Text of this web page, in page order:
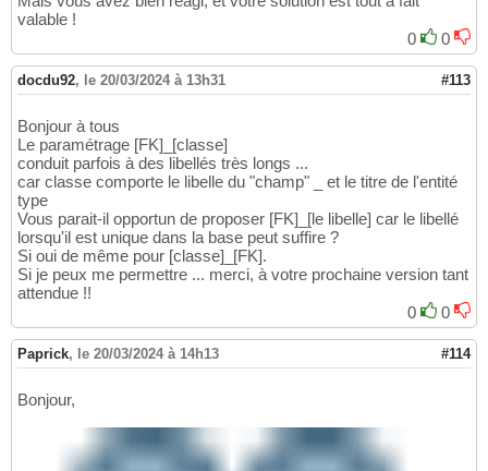
valable !
0
0
docdu92, le 20/03/2024 à 13h31 #113
Bonjour à tous
Le paramétrage [FK]_[classe]
conduit parfois à des libellés très longs ...
car classe comporte le libelle du "champ" _ et le titre de l'entité
type
Vous parait-il opportun de proposer [FK]_[le libelle] car le libellé
lorsqu'il est unique dans la base peut suffire ?
Si oui de même pour [classe]_[FK].
Si je peux me permettre ... merci, à votre prochaine version tant
attendue !!
0
0
Paprick, le 20/03/2024 à 14h13 #114
Bonjour,